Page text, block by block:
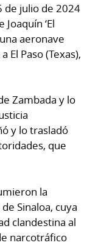
de julio de 2024
‘El
aeronave
El Paso (Texas),
Zambada y lo
y lo trasladó
que
la
Sinaloa, cuya
clandestina al
narcotráfico